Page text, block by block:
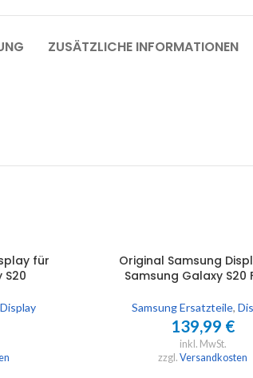
ZUSÄTZLICHE INFORMATIONEN
für
S20
Display
AUSFÜHRUNG WÄHLEN
Original Samsung
Samsung Galaxy S20
Samsung Ersatzteile,
139,99 €
inkl. MwSt.
zzgl. Versandkosten